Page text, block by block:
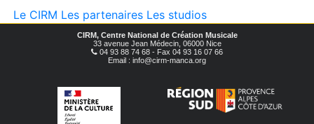
Le CIRM Les partenaires Les studios
CIRM, Centre National de Création Musicale
33 avenue Jean Médecin, 06000 Nice
04 93 88 74 68 - Fax 04 93 16 07 66
Email : info@cirm-manca.org